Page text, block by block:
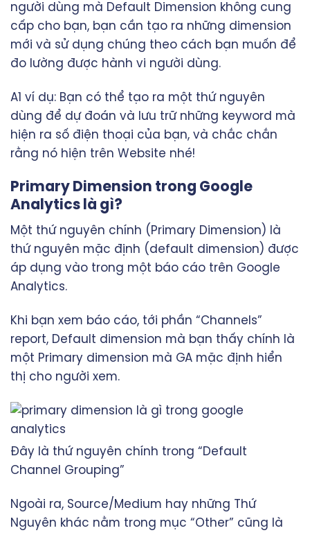
người dùng mà Default Dimension không cung
cấp cho bạn, bạn cần tạo ra những dimension
mới và sử dụng chúng theo cách bạn muốn để
đo lường được hành vi người dùng.
A1 ví dụ: Bạn có thể tạo ra một thứ nguyên
dùng để dự đoán và lưu trữ những keyword mà
hiện ra số điện thoại của bạn, và chắc chắn
rằng nó hiện trên Website nhé!
Primary Dimension trong Google
Analytics là gì?
Một thứ nguyên chính (Primary Dimension) là
thứ nguyên mặc định (default dimension) được
áp dụng vào trong một báo cáo trên Google
Analytics.
Khi bạn xem báo cáo, tới phần “Channels”
report, Default dimension mà bạn thấy chính là
một Primary dimension mà GA mặc định hiển
thị cho người xem.
Đây là thứ nguyên chính trong “Default
Channel Grouping”
Ngoài ra, Source/Medium hay những Thứ
Nguyên khác nằm trong mục “Other” cũng là